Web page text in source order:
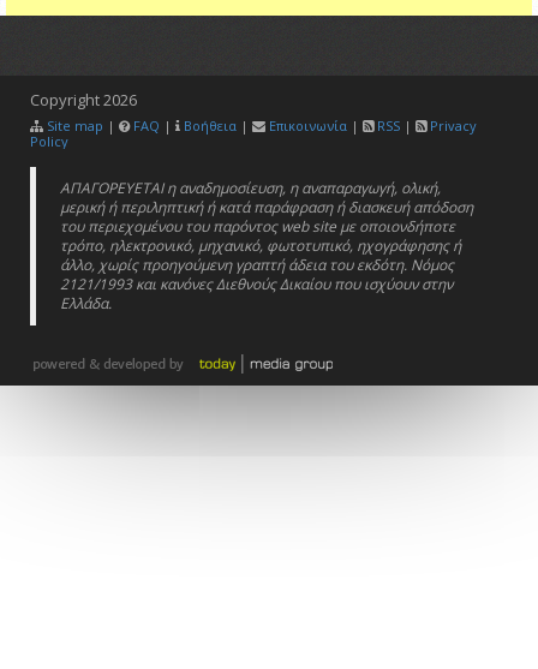
Copyright2026
Site map | FAQ | Βοήθεια | Επικοινωνία | RSS |
Privacy
Policy
ΑΠΑΓΟΡΕΥΕΤΑΙ η αναδημοσίευση, η αναπαραγωγή, ολική,
μερική ή περιληπτική ή κατά παράφραση ή διασκευή απόδοση
του περιεχομένου του παρόντος web site με οποιονδήποτε
τρόπο, ηλεκτρονικό, μηχανικό, φωτοτυπικό, ηχογράφησης ή
άλλο, χωρίς προηγούμενη γραπτή άδεια του εκδότη. Νόμος
2121/1993 και κανόνες Διεθνούς Δικαίου που ισχύουν στην
Ελλάδα.